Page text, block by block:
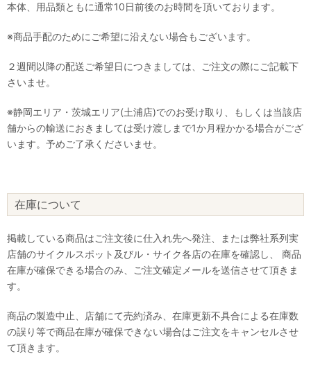
本体、用品類ともに通常10日前後のお時間を頂いております。
※商品手配のためにご希望に沿えない場合もございます。
２週間以降の配送ご希望日につきましては、ご注文の際にご記載下
さいませ。
※静岡エリア・茨城エリア(土浦店)でのお受け取り、もしくは当該店
舗からの輸送におきましては受け渡しまで1か月程かかる場合がござ
います。予めご了承くださいませ。
在庫について
掲載している商品はご注文後に仕入れ先へ発注、または弊社系列実
店舗のサイクルスポット及びル・サイク各店の在庫を確認し、 商品
在庫が確保できる場合のみ、ご注文確定メールを送信させて頂きま
す。
商品の製造中止、店舗にて売約済み、在庫更新不具合による在庫数
の誤り等で商品在庫が確保できない場合はご注文をキャンセルさせ
て頂きます。